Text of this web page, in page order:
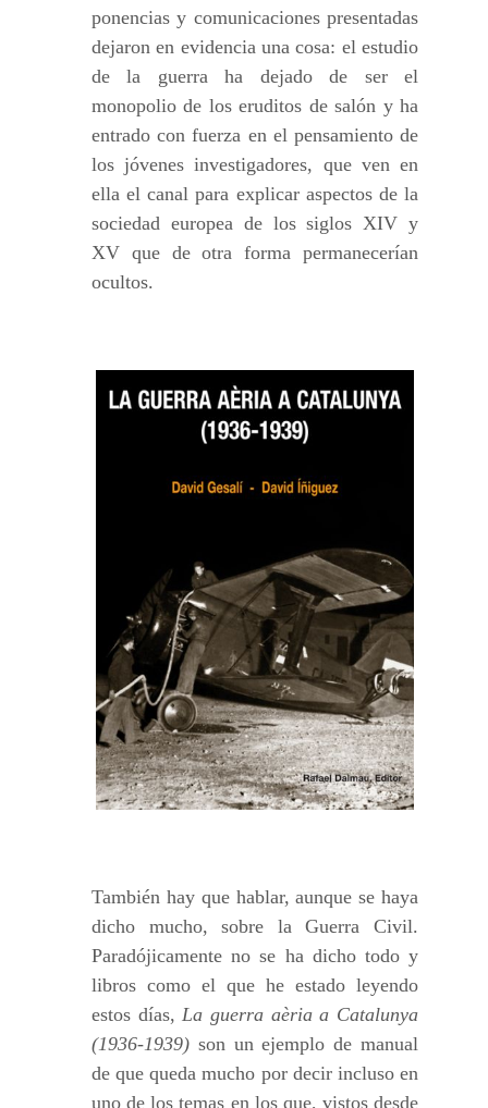
ponencias y comunicaciones presentadas
dejaron en evidencia una cosa: el estudio
de la guerra ha dejado de ser el
monopolio de los eruditos de salón y ha
entrado con fuerza en el pensamiento de
los jóvenes investigadores, que ven en
ella el canal para explicar aspectos de la
sociedad europea de los siglos XIV y
XV que de otra forma permanecerían
ocultos.
También hay que hablar, aunque se haya
dicho mucho, sobre la Guerra Civil.
Paradójicamente no se ha dicho todo y
libros como el que he estado leyendo
estos días,La guerra aèria a Catalunya
(1936-1939) son un ejemplo de manual
de que queda mucho por decir incluso en
uno de los temas en los que, vistos desde